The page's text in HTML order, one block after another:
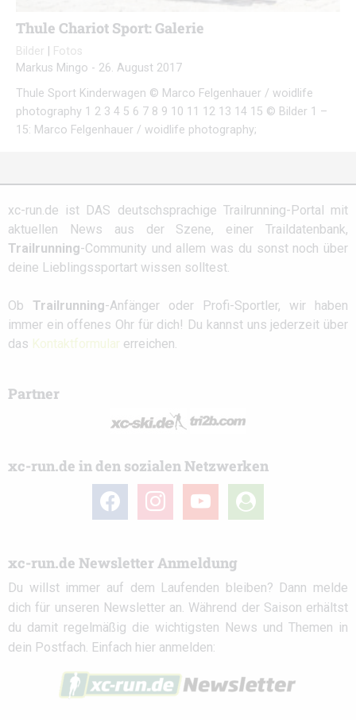
Thule Chariot Sport: Galerie
Bilder
Fotos
Markus Mingo - 26. August 2017
Thule Sport Kinderwagen © Marco Felgenhauer / woidlife
photography 1 2 3 4 5 6 7 8 9 10 11 12 13 14 15 © Bilder 1 –
15: Marco Felgenhauer / woidlife photography;
xc-run.de ist DAS deutschsprachige Trailrunning-Portal mit
aktuellen News aus der Szene, einer Traildatenbank,
Trailrunning-Community und allem was du sonst noch über
deine Lieblingssportart wissen solltest.
Ob Trailrunning-Anfänger oder Profi-Sportler, wir haben
immer ein offenes Ohr für dich! Du kannst uns jederzeit über
das Kontaktformular erreichen.
Partner
xc-run.de in den sozialen Netzwerken
facebook instagram youtube
user-
circle
xc-run.de Newsletter Anmeldung
Du willst immer auf dem Laufenden bleiben? Dann melde
dich für unseren Newsletter an. Während der Saison erhältst
du damit regelmäßig die wichtigsten News und Themen in
dein Postfach. Einfach hier anmelden: